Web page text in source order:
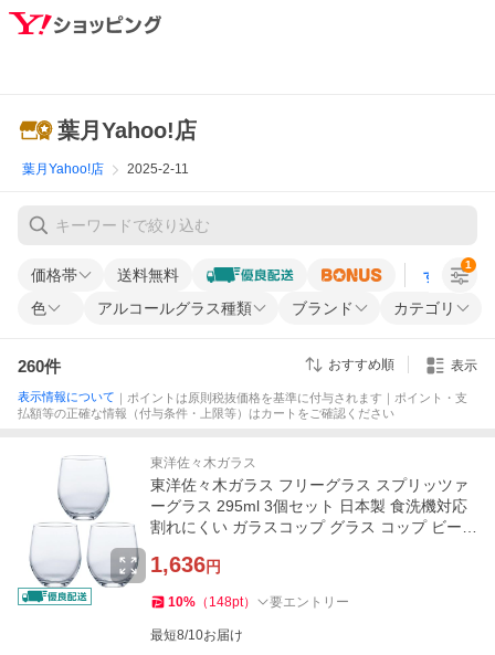
葉月Yahoo!店
葉月Yahoo!店 2025-2-11
価格帯 送料無料 すべての条
色 アルコールグラス種類 ブランド カテゴリ
1
260件 おすすめ順 表示
表示情報について ｜ポイントは原則税抜価格を基準に付与されます｜ポイント・支
払額等の正確な情報（付与条件・上限等）はカートをご確認ください
東洋佐々木ガラス
東洋佐々木ガラス フリーグラス スプリッツァ
ーグラス 295ml 3個セット 日本製 食洗機対応
割れにくい ガラスコップ グラス コップ ビール
1,636円
10% （ 148pt） 要エントリー
最短8/10お届け